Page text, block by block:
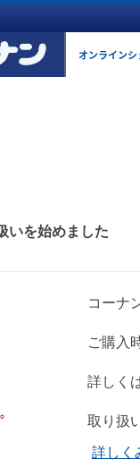
オンラインシ
いを始めました
コーナ
ご購入
詳しく
取り扱
詳しく